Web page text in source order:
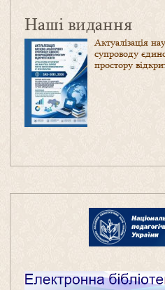
Наші видання
Актуалізація
супроводу
простору